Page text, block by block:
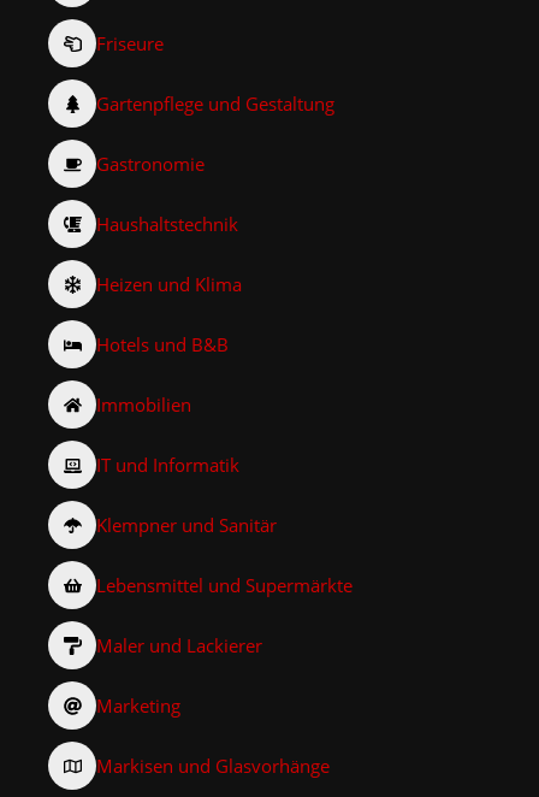
Friseure
Gartenpflege und Gestaltung
Gastronomie
Haushaltstechnik
Heizen und Klima
Hotels und B&B
Immobilien
IT und Informatik
Klempner und Sanitär
Lebensmittel und Supermärkte
Maler und Lackierer
Marketing
Markisen und Glasvorhänge